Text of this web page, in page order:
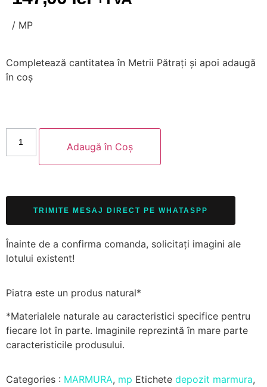
/ MP
Completează cantitateaîn Metrii Pătrați și apoi adaugă
în coș
Adaugă în Coș
TRIMITE MESAJ DIRECT PE WHATASPP
Înainte de a confirma comanda, solicitați imagini ale
lotului existent!
Piatra este un produs natural*
*Materialele naturale au caracteristici specifice pentru
fiecare lot în parte. Imaginile reprezintă în mare parte
caracteristicile produsului.
Categories : MARMURA, mp Etichete depozit marmura,